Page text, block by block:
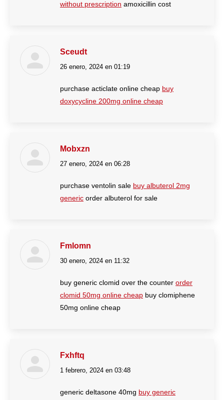
without prescription amoxicillin cost
Sceudt
dice:
26 enero, 2024 en 01:19
purchase acticlate online cheap buy
doxycycline 200mg online cheap
Mobxzn
dice:
27 enero, 2024 en 06:28
purchase ventolin sale buy albuterol 2mg
generic order albuterol for sale
Fmlomn
dice:
30 enero, 2024 en 11:32
buy generic clomid over the counter order
clomid 50mg online cheap buy clomiphene
50mg online cheap
Fxhftq
dice:
1 febrero, 2024 en 03:48
generic deltasone 40mg buy generic